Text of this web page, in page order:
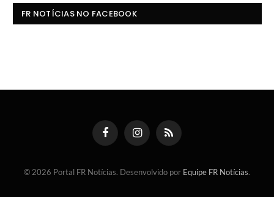
FR NOTÍCIAS NO FACEBOOK
FacebookInstagramRSS
© 2026 Portal FR Notícias. Desenvolvido por Equipe FR Notícias.